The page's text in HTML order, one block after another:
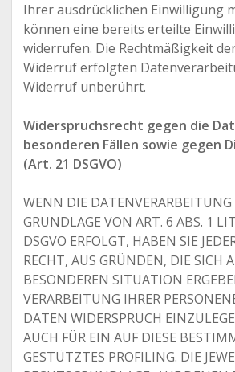
Ihrer ausdrücklichen Einwilligung
können eine bereits erteilte
widerrufen. Die Rechtmäßigkeit
Widerruf erfolgten
Widerruf unberührt.
Widerspruchsrecht gegen die
besonderen Fällen sowie gegen
(Art. 21 DSGVO)
WENN DIE DATENVERARBEITUNG
GRUNDLAGE VON ART. 6 ABS. 1
DSGVO ERFOLGT, HABEN SIE
RECHT, AUS GRÜNDEN, DIE SICH
BESONDEREN SITUATION
VERARBEITUNG IHRER
DATEN WIDERSPRUCH
AUCH FÜR EIN AUF DIESE
GESTÜTZTES PROFILING. DIE